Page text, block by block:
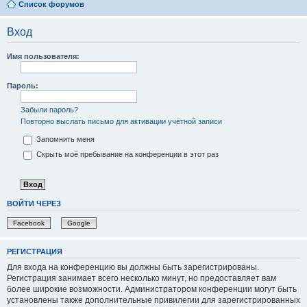
Список форумов
Вход
Имя пользователя:
Пароль:
Забыли пароль?
Повторно выслать письмо для активации учётной записи
Запомнить меня
Скрыть моё пребывание на конференции в этот раз
ВОЙТИ ЧЕРЕЗ
Facebook Google
РЕГИСТРАЦИЯ
Для входа на конференцию вы должны быть зарегистрированы.
Регистрация занимает всего несколько минут, но предоставляет вам
более широкие возможности. Администратором конференции могут быть
установлены также дополнительные привилегии для зарегистрированных